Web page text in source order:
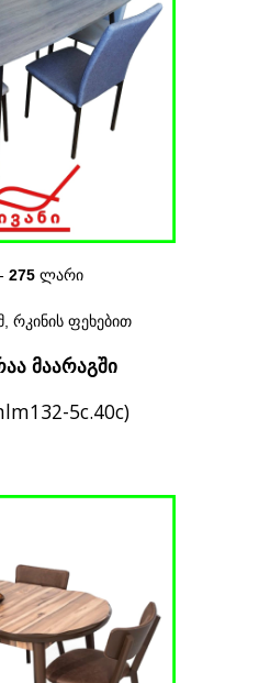
275 ლარი
რკინის ფეხებით
მაარაგში
5c.40c)